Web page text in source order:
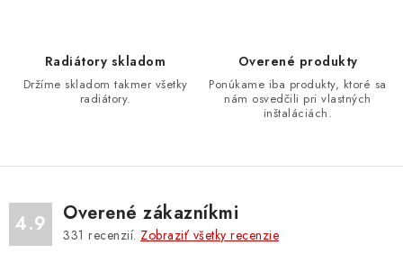
v
p
i
Radiátory skladom
Držíme skladom takmer všetky
radiátory.
Overené produkty
Ponúkame iba produkty, ktoré sa
nám osvedčili pri vlastných
inštaláciách.
4.9 Overené zákazníkmi
331 recenzií. Zobraziť všetky recenzie